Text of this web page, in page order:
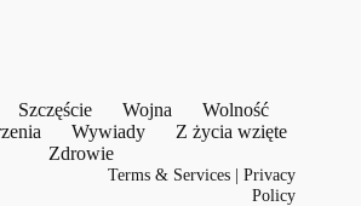
Szczęście Wojna
Wolność
Wywiady
Z życia wzięte
Zdrowie
Terms & Services |Privacy
Policy